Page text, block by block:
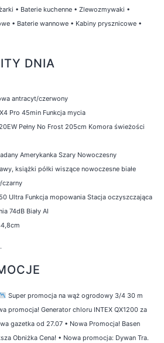
• Baterie kuchenne • Zlewozmywaki •
• Baterie wannowe • Kabiny prysznicowe •
DNIA
antracyt/czerwony
Pro 45min Funkcja mycia
Pełny No Frost 205cm Komora świeżości
Amerykanka Szary Nowoczesny
książki półki wiszące nowoczesne białe
czarny
Ultra Funkcja mopowania Stacja oczyszczająca
74dB Biały AI
Super promocja na wąż ogrodowy 3/4 30 m
promocja! Generator chloru INTEX QX1200 za
gazetka od 27.07 • Nowa Promocja! Basen
Obniżka Cena! • Nowa promocja: Dywan Tra.